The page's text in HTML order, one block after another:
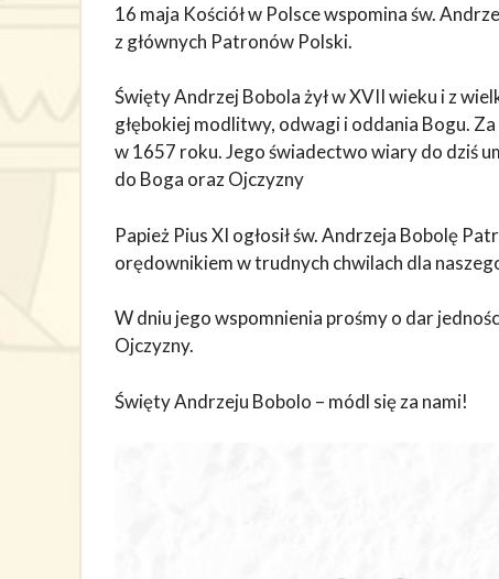
16 maja Kościół w Polsce wspomina św.
z głównych Patronów Polski.
Święty Andrzej Bobola żył w XVII wieku i z
głębokiej modlitwy, odwagi i oddania Bogu.
w 1657 roku. Jego świadectwo wiary do dziś
do Boga oraz Ojczyzny
Papież Pius XI ogłosił św. Andrzeja Bobolę
orędownikiem w trudnych chwilach dla
W dniu jego wspomnienia prośmy o dar
Ojczyzny.
Święty Andrzeju Bobolo – módl się za nami!